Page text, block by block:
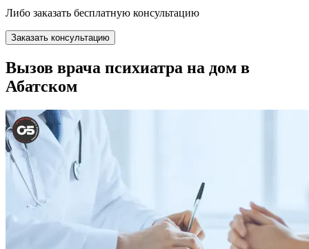
Либо заказать бесплатную консультацию
Заказать консультацию
Вызов врача психиатра на дом в
Абатском